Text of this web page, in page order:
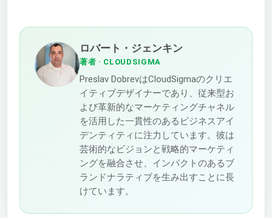
ロバート・ジェンキン
著者 · CLOUDSIGMA
Preslav DobrevはCloudSigmaのクリエ
イティブデザイナーであり、従来型お
よび革新的なマーケティングチャネル
を活用した一貫性のあるビジネスアイ
デンティティに注力しています。彼は
芸術的なビジョンと戦略的マーケティ
ングを融合させ、インパクトのあるブ
ランドナラティブを生み出すことに長
けています。